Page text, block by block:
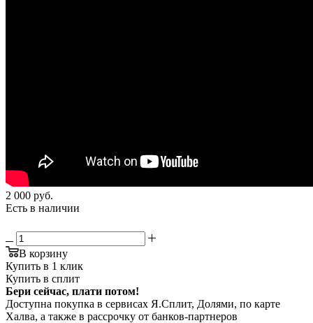
2 000 руб.
Есть в наличии
В корзину
Купить в 1 клик
Купить в сплит
Бери сейчас, плати потом!
Доступна покупка в сервисах Я.Сплит, Долями, по карте
Халва, а также в рассрочку от банков-партнеров